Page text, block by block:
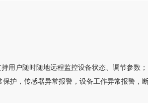
用户随时随地远程监控设备状态、调节参数；
保护，传感器异常报警，设备工作异常报警，